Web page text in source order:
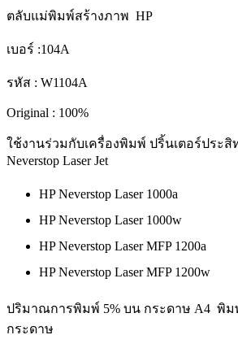
ตลับแม่พิมพ์สร้างภาพ HP
เบอร์ :104A
รหัส : W1104A
Original : 100%
ใช้งานร่วมกับเครื่องพิมพ์ ปริ้นเตอร์ประสิ
Neverstop Laser Jet
HP Neverstop Laser 1000a
HP Neverstop Laser 1000w
HP Neverstop Laser MFP 1200a
HP Neverstop Laser MFP 1200w
ปริมาณการพิมพ์ 5% บน กระดาษ A4 พิม
กระดาษ